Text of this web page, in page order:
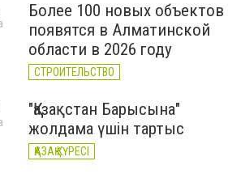
Более 100 новых объектов
появятся в Алматинской
области в 2026 году
СТРОИТЕЛЬСТВО
"Қазақстан Барысына"
жолдама үшін тартыс
ҚАЗАҚ КҮРЕСІ